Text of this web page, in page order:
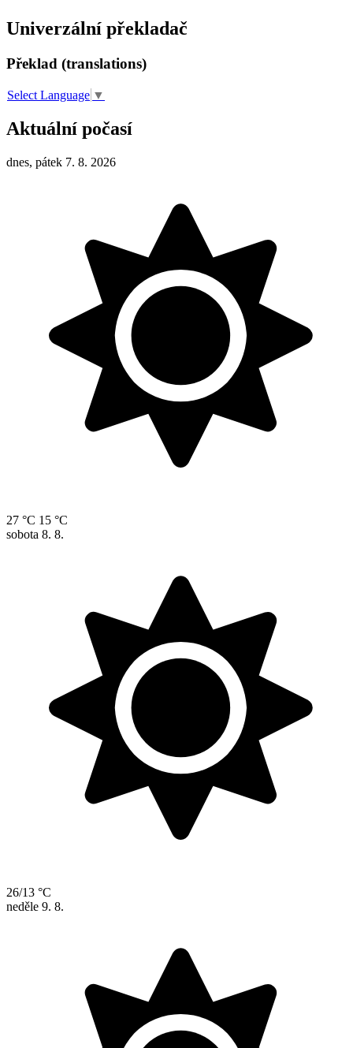
Univerzální překladač
Překlad (translations)
Select Language ▼
Aktuální počasí
dnes, pátek 7. 8. 2026
27 °C 15 °C
sobota 8. 8.
26/13 °C
neděle 9. 8.